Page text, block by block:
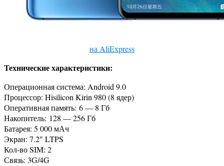
на AliExpress
Технические характеристики:
Операционная система: Android 9.0
Процессор: Hisilicon Kirin 980 (8 ядер)
Оперативная память: 6 — 8 Гб
Накопитель: 128 — 256 Гб
Батарея: 5 000 мАч
Экран: 7.2″ LTPS
Кол-во SIM: 2
Связь: 3G/4G